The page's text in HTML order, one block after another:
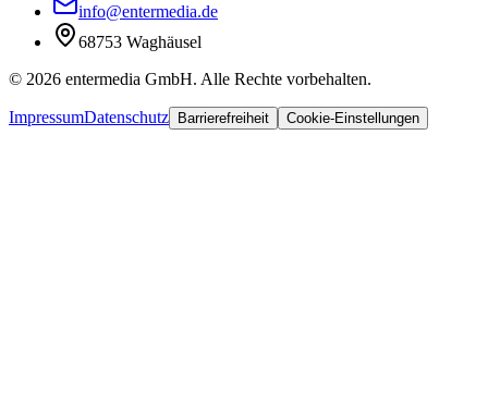
info@entermedia.de
68753 Waghäusel
© 2026 entermedia GmbH. Alle Rechte vorbehalten.
ImpressumDatenschutz Barrierefreiheit Cookie-Einstellungen